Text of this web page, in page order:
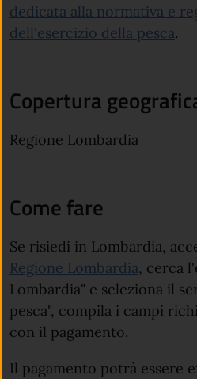
dedicata alla normativa e
dell'esercizio della pesca.
Copertura
Regione Lombardia
Come fare
Se risiedi in Lombardia,
Regione Lombardia, cerca
Lombardia" e seleziona il
pesca", compila i campi
con il pagamento.
Il pagamento potrà essere